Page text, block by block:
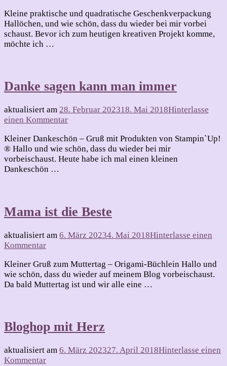
Würfelbox
Kleine praktische und quadratische Geschenkverpackung
Hallöchen, und wie schön, dass du wieder bei mir vorbei
schaust. Bevor ich zum heutigen kreativen Projekt komme,
möchte ich …
Danke sagen kann man immer
aktualisiert am 28. Februar 202318. Mai 2018Hinterlasse
einen Kommentarzu
sagen
kann
man
Kleiner Dankeschön – Gruß mit Produkten von Stampin`Up!
® Hallo und wie schön, dass du wieder bei mir
vorbeischaust. Heute habe ich mal einen kleinen
Dankeschön …
Mama ist die Beste
aktualisiert am 6. März 20234. Mai 2018Hinterlasse einen
Kommentarzu
ist
die
Beste
Kleiner Gruß zum Muttertag – Origami-Büchlein Hallo und
wie schön, dass du wieder auf meinem Blog vorbeischaust.
Da bald Muttertag ist und wir alle eine …
Bloghop mit Herz
aktualisiert am 6. März 202327. April 2018Hinterlasse einen
Kommentarzu